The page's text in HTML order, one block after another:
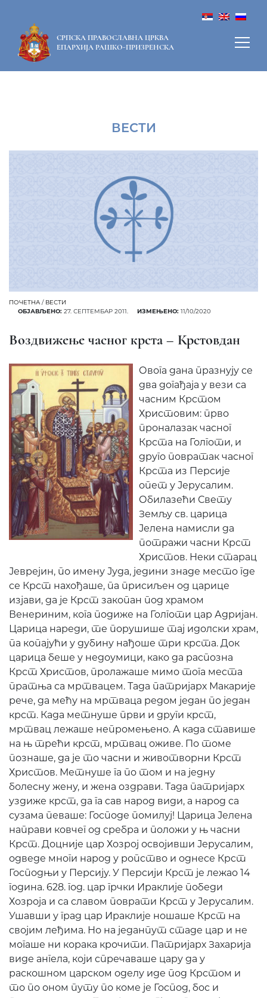
СРПСКА ПРАВОСЛАВНА ЦРКВА
ЕПАРХИЈА РАШКО-ПРИЗРЕНСКА
ВЕСТИ
ПОЧЕТНА / ВЕСТИ
ОБЈАВЉЕНО: 27. СЕПТЕМБАР 2011. ИЗМЕЊЕНО: 11/10/2020
Воздвижење часног крста – Крстовдан
Овога дана празнују се
два догађаја у вези са
часним Крстом
Христовим: прво
проналазак часног
Крста на Голготи, и
друго повратак часног
Крста из Персије
опет у Јерусалим.
Обилазећи Свету
Земљу св. царица
Јелена намисли да
потражи часни Крст
Христов. Неки старац
Јеврејин, по имену Јуда, једини знаде место где
се Крст нахођаше, па присиљен од царице
изјави, да је Крст закопан под храмом
Венериним, кога подиже на Голготи цар Адријан.
Царица нареди, те порушише тај идолски храм,
па копајући у дубину нађоше три крста. Док
царица беше у недоумици, како да распозна
Крст Христов, пролажаше мимо тога места
пратња са мртвацем. Тада патријарх Макарије
рече, да мећу на мртваца редом један по један
крст. Када метнуше први и други крст,
мртвац лежаше непромењено. А када ставише
на њ трећи крст, мртвац оживе. По томе
познаше, да је то часни и животворни Крст
Христов. Метнуше га по том и на једну
болесну жену, и жена оздрави. Тада патријарх
уздиже крст, да га сав народ види, а народ са
сузама певаше: Господе помилуј! Царица Јелена
направи ковчег од сребра и положи у њ часни
Крст. Доцније цар Хозрој освојивши Јерусалим,
одведе многи народ у ропство и однесе Крст
Господњи у Персију. У Персији Крст је лежао 14
година. 628. год. цар грчки Ираклије победи
Хозроја и са славом поврати Крст у Јерусалим.
Ушавши у град цар Ираклије ношаше Крст на
својим леђима. Но на једанпут стаде цар и не
могаше ни корака крочити. Патријарх Захарија
виде ангела, који спречаваше цару да у
раскошном царском оделу иде под Крстом и
то по оном путу по коме је Господ, бос и